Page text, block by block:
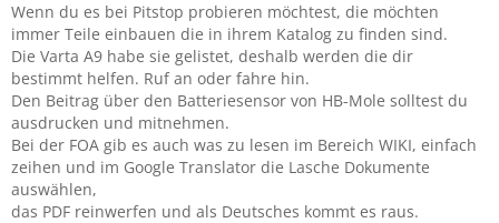
Wenn du es bei Pitstop probieren möchtest, die möchten
immer Teile einbauen die in ihrem Katalog zu finden sind.
Die Varta A9 habe sie gelistet, deshalb werden die dir
bestimmt helfen. Ruf an oder fahre hin.
Den Beitrag über den Batteriesensor von HB-Mole solltest du
ausdrucken und mitnehmen.
Bei der FOA gib es auch was zu lesen im Bereich WIKI, einfach
zeihen und im Google Translator die Lasche Dokumente
auswählen,
das PDF reinwerfen und als Deutsches kommt es raus.